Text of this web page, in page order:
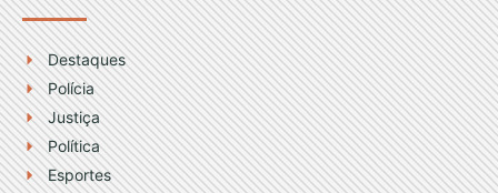
Destaques
Polícia
Justiça
Política
Esportes